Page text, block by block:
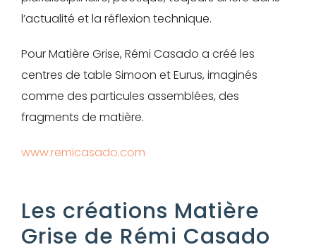
Mot de passe
Je souhaite rester
connecté
Se connecter
l’actualité et la réflexion technique.
Pour Matière Grise, Rémi Casado a créé les
centres de table Simoon et Eurus, imaginés
comme des particules assemblées, des
fragments de matière.
www.remicasado.com
Les créations Matière
Grise de Rémi Casado